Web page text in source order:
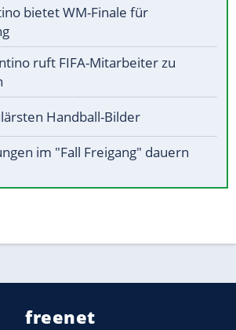
bietet WM-Finale für
ruft FIFA-Mitarbeiter zu
Handball-Bilder
im "Fall Freigang" dauern
freenet